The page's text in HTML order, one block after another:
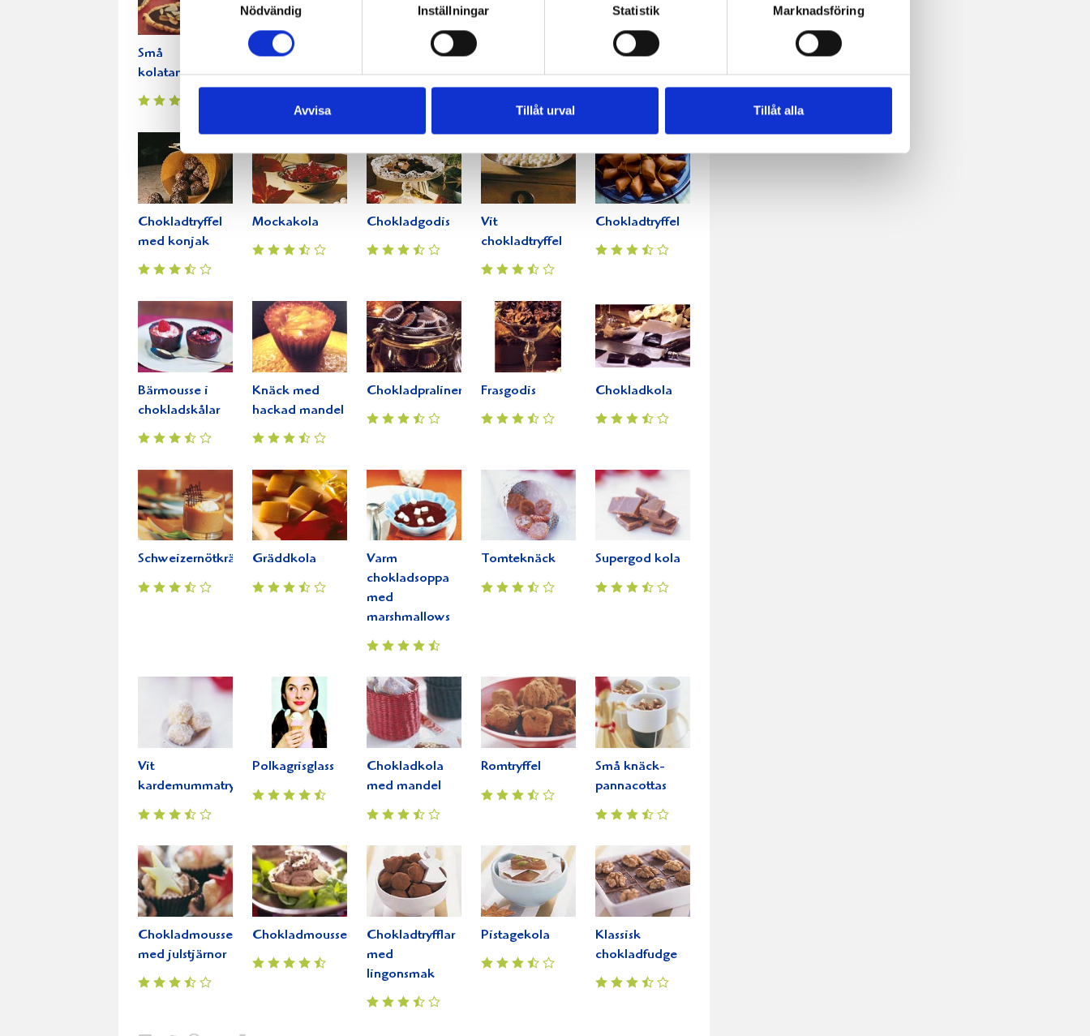
Nödvändig
Inställningar Statistik Marknadsföring
Avvisa Tillåt urval Tillåt alla
Små
kolatarteletter
Mörk
Chokladtryffel
Chokladrutor
chokladformar
Limegodis
Chokladtryffel
med konjak
Mockakola Chokladgodis
Vit
chokladtryffel
Chokladtryffel
Bärmousse i
chokladskålar
Knäck med
hackad mandel
Chokladpraliner Frasgodis Chokladkola
Schweizernötkräm Gräddkola
Varm
chokladsoppa
med
marshmallows
Tomteknäck Supergod kola
Vit
kardemummatryffel
Polkagrisglass
Chokladkola
med mandel
Romtryffel
Små knäck-
pannacottas
Chokladmousseformar
med julstjärnor
ChokladmoussepajerChokladtryfflar
med
lingonsmak
Pistagekola
Klassisk
chokladfudge